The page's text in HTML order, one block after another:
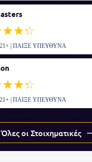
| ΠΑΙΞΕ ΥΠΕΥΘΥΝΑ
| ΠΑΙΞΕ ΥΠΕΥΘΥΝΑ
Όλες οι Στοιχηματικές